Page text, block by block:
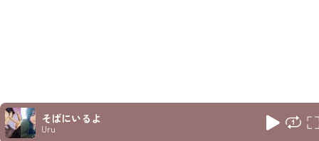
そばにいるよ
Uru